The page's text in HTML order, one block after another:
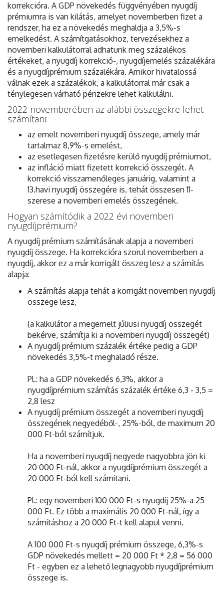
korrekcióra. A GDP növekedés függvényében nyugdíj
prémiumra is van kilátás, amelyet novemberben fizet a
rendszer, ha ez a növekedés meghaldja a 3,5%-s
emelkedést. A számítgatásokhoz, tervezésekhez a
novemberi kalkulátorral adhatunk meg százalékos
értékeket, a nyugdíj korrekció-, nyugdíjemelés százalékára
és a nyugdíjprémium százalékára. Amikor hivatalossá
válnak ezek a százalékok, a kalkulátorral már csak a
ténylegesen várható pénzekre lehet kalkulálni.
2022 novemberében az alábbi összegekre lehet
számítani:
az emelt novemberi nyugdíj összege, amely már
tartalmaz 8,9%-s emelést,
az esetlegesen fizetésre kerülő nyugdíj prémiumot,
az infláció miatt fizetett korrekció összegét. A
korrekció visszamenőleges januárig, valamint a
13.havi nyugdíj összegére is, tehát összesen 11-
szerese a novemberi emelés összegének.
Hogyan számítódik a 2022 évi novemberi
nyugdíjprémium?
A nyugdíj prémium számításának alapja a novemberi
nyugdíj összege. Ha korrekcióra szorul novemberben a
nyugdíj, akkor ez a már korrigált összeg lesz a számítás
alapja:
A számítás alapja tehát a korrigált novemberi nyugdíj
összege lesz,
(a kalkulátor a megemelt júliusi nyugdíj összegét
bekérve, számítja ki a novemberi nyugdíj összegét)
A nyugdíj prémium százalék értéke pedig a GDP
növekedés 3,5%-t meghaladó része.
Pl.: ha a GDP növekedés 6,3%, akkor a
nyugdíjprémium számítás százalék értéke 6,3 - 3,5 =
2,8 lesz
A nyugdíj prémium összegét a novemberi nyugdíj
összegének negyedéből-, 25%-ból, de maximum 20
000 Ft-ból számítjuk.
Ha a novemberi nyugdíj negyede nagyobbra jön ki
20 000 Ft-nál, akkor a nyugdíjprémium összegét a
20 000 Ft-ból kell számítani.
Pl.: egy novemberi 100 000 Ft-s nyugdíj 25%-a 25
000 Ft. Ez több a maximális 20 000 Ft-nál, így a
számításhoz a 20 000 Ft-t kell alapul venni.
A 100 000 Ft-s nyugdíj prémium összege, 6,3%-s
GDP növekedés mellett = 20 000 Ft * 2,8 = 56 000
Ft - egyben ez a lehető legnagyobb nyugdíjprémium
összege is.